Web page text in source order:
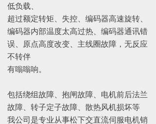
低负载、
超过额定转矩、失控、编码器高速旋转、
编码器内部温度太高过热、编码器通讯错
误、原点高度改变、主线圈故障，无反应
不转伴
有嗡嗡响。
包括绕组故障、抱闸故障、电机前后法兰
故障、转子定子故障、散热风机损坏等
我公司是专业从事松下交直流伺服电机销